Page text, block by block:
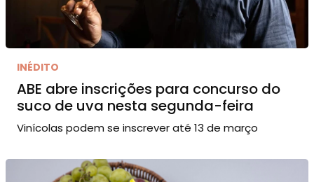
INÉDITO
ABE abre inscrições para concurso do
suco de uva nesta segunda-feira
Vinícolas podem se inscrever até 13 de março